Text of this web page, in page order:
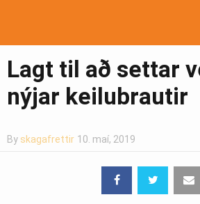
Greinasafn
Lagt til að settar
nýjar keilubrautir
By skagafrettir 10. maí, 2019